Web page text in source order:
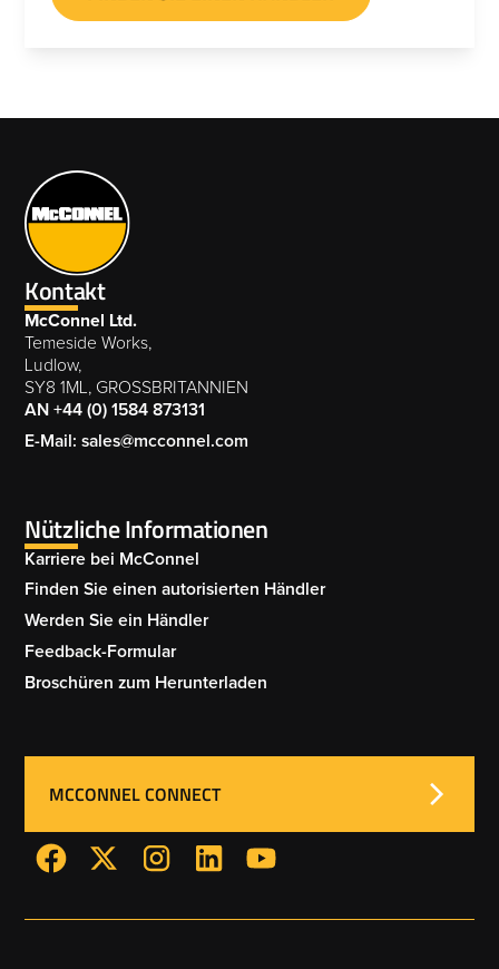
Kontakt
McConnel Ltd.
Temeside Works,
Ludlow,
SY8 1ML, GROSSBRITANNIEN
AN +44 (0) 1584 873131
E-Mail: sales@mcconnel.com
Nützliche Informationen
Karriere bei McConnel
Finden Sie einen autorisierten Händler
Werden Sie ein Händler
Feedback-Formular
Broschüren zum Herunterladen
MCCONNEL CONNECT